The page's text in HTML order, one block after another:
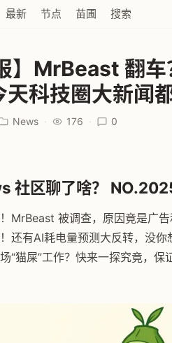
最新 节点 苗圃 搜索
】MrBeast 翻
科技圈大新闻
News · 176 · 0
社区聊了啥？
MrBeast 被调查，原因竟是广
还有AI耗电量预测大反转，没
“猫屎”工作？快来一探究竟，